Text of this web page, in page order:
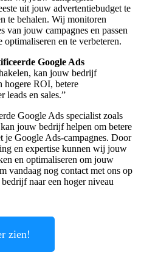
uit jouw advertentiebudget te
te behalen. Wij monitoren
van jouw campagnes en passen
optimaliseren en te verbeteren.
Google Ads
kan jouw bedrijf
hogere ROI, betere
leads en sales.”
Google Ads specialist zoals
jouw bedrijf helpen om betere
je Google Ads-campagnes. Door
en expertise kunnen wij jouw
en optimaliseren om jouw
vandaag nog contact met ons op
naar een hoger niveau
zien!